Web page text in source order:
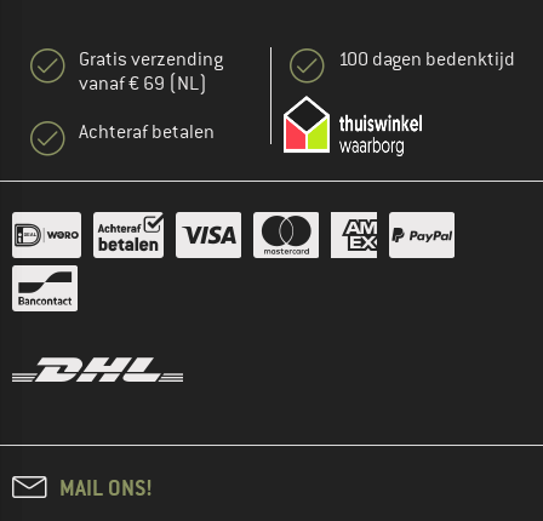
Gratis verzending
vanaf € 69 (NL)
Achteraf betalen
100 dagen bedenktijd
MAIL ONS!